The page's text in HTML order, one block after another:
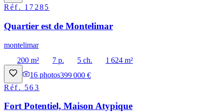
Réf. 17285
Quartier est de Montelimar
montelimar
200 m²
7 p. 5 ch.
1 624 m²
16 photos399 000 €
Réf. 563
Fort Potentiel, Maison Atypique